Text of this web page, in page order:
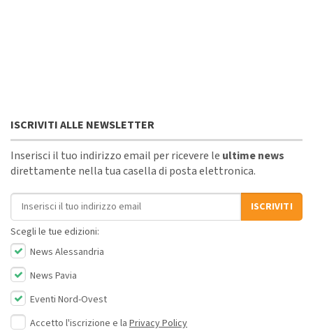
ISCRIVITI ALLE NEWSLETTER
Inserisci il tuo indirizzo email per ricevere le ultime news
direttamente nella tua casella di posta elettronica.
Indirizzo email
ISCRIVITI
Scegli le tue edizioni:
News Alessandria
News Pavia
Eventi Nord-Ovest
Accetto l'iscrizione e la Privacy Policy